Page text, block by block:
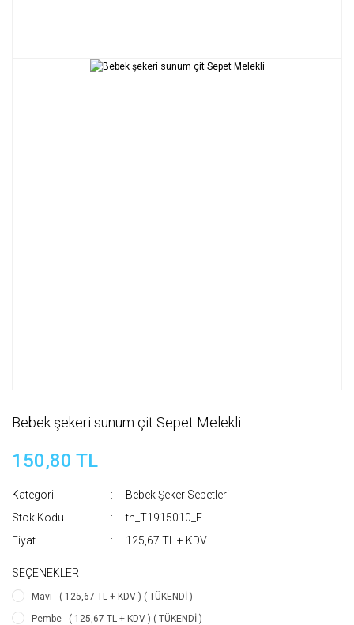
Bebek şekeri sunum çit Sepet Melekli
150,80 TL
Kategori
Bebek Şeker Sepetleri
Stok Kodu
th_T1915010_E
Fiyat
125,67 TL + KDV
SEÇENEKLER
Mavi - ( 125,67 TL + KDV ) ( TÜKENDİ )
Pembe - ( 125,67 TL + KDV ) ( TÜKENDİ )